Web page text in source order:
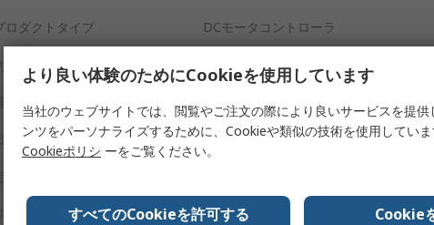
ロダクトタイプ DCモータコントローラ
御機能 速度コントローラ
源電圧 24V dc
力電圧 24V dc
格電流
ード間隔 105mm
より良い体験のためにCookieを使用しています
当社のウェブサイトでは、閲覧やご注文の際により良いサービスを提
ンツをパーソナライズするために、Cookieや類似の技術を使用していま
Cookieポリシ ーをご覧ください。
すべてのCookieを許可する Cookie